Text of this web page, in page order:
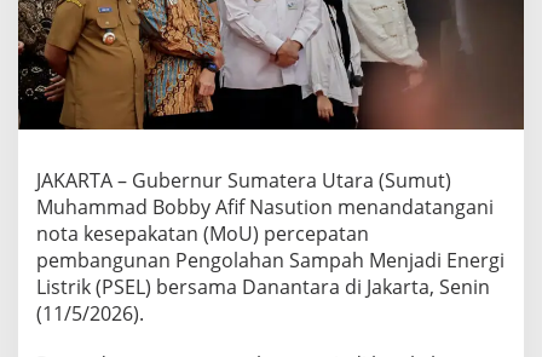
a
s
u
t
e
k
e
n
M
o
JAKARTA – Gubernur Sumatera Utara (Sumut)
Muhammad Bobby Afif Nasution menandatangani
nota kesepakatan (MoU) percepatan
pembangunan Pengolahan Sampah Menjadi Energi
Listrik (PSEL) bersama Danantara di Jakarta, Senin
(11/5/2026).